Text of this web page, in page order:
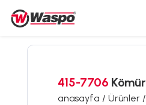
415-7706 Kömür
anasayfa / Ürünler /